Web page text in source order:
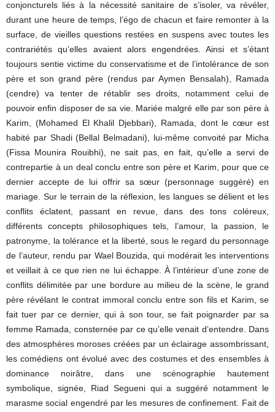
conjoncturels liés à la nécessité sanitaire de s’isoler, va révéler,
durant une heure de temps, l’égo de chacun et faire remonter à la
surface, de vieilles questions restées en suspens avec toutes les
contrariétés qu’elles avaient alors engendrées. Ainsi et s’étant
toujours sentie victime du conservatisme et de l’intolérance de son
père et son grand père (rendus par Aymen Bensalah), Ramada
(cendre) va tenter de rétablir ses droits, notamment celui de
pouvoir enfin disposer de sa vie. Mariée malgré elle par son père à
Karim, (Mohamed El Khalil Djebbari), Ramada, dont le cœur est
habité par Shadi (Bellal Belmadani), lui-même convoité par Micha
(Fissa Mounira Rouibhi), ne sait pas, en fait, qu’elle a servi de
contrepartie à un deal conclu entre son père et Karim, pour que ce
dernier accepte de lui offrir sa sœur (personnage suggéré) en
mariage. Sur le terrain de la réflexion, les langues se délient et les
conflits éclatent, passant en revue, dans des tons coléreux,
différents concepts philosophiques tels, l’amour, la passion, le
patronyme, la tolérance et la liberté, sous le regard du personnage
de l’auteur, rendu par Wael Bouzida, qui modérait les interventions
et veillait à ce que rien ne lui échappe. À l’intérieur d’une zone de
conflits délimitée par une bordure au milieu de la scène, le grand
père révélant le contrat immoral conclu entre son fils et Karim, se
fait tuer par ce dernier, qui à son tour, se fait poignarder par sa
femme Ramada, consternée par ce qu’elle venait d’entendre. Dans
des atmosphères moroses créées par un éclairage assombrissant,
les comédiens ont évolué avec des costumes et des ensembles à
dominance noirâtre, dans une scénographie hautement
symbolique, signée, Riad Segueni qui a suggéré notamment le
marasme social engendré par les mesures de confinement. Fait de